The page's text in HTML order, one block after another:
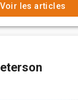
Voir les articles